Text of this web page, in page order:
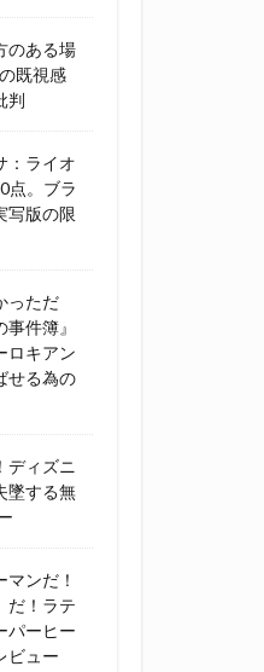
のある場
既視感
判
：ライオ
点。ブラ
写版の限
っただ
件簿』
ロキアン
せる為の
ディズニ
墜する無
ンだ！
だ！ラテ
パーヒー
ビュー